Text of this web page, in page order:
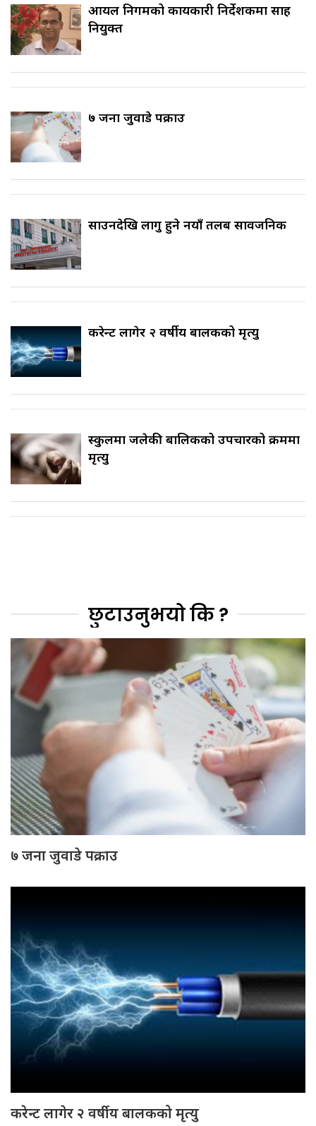
आयल निगमको कार्यकारी निर्देशकमा साह
नियुक्त
७ जना जुवाडे पक्राउ
साउनदेखि लागु हुने नयाँ तलब सार्वजनिक
करेन्ट लागेर २ वर्षीय बालकको मृत्यु
स्कुलमा जलेकी बालिकको उपचारको क्रममा
मृत्यु
छुटाउनुभयो कि ?
७ जना जुवाडे पक्राउ
करेन्ट लागेर २ वर्षीय बालकको मृत्यु